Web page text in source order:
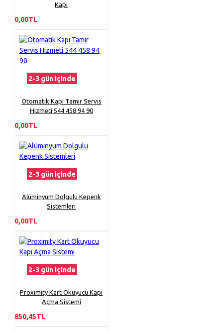
Kapı
0,00TL
2-3 gün içinde
Otomatik Kapı Tamir Servis
Hizmeti 544 458 94 90
0,00TL
2-3 gün içinde
Alüminyum Dolgulu Kepenk
Sistemleri
0,00TL
2-3 gün içinde
Proximity Kart Okuyucu Kapı
Açma Sistemi
850,45TL